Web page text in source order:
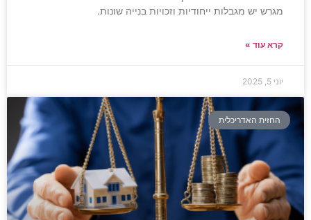
מגרש יש מגבלות ייחודיות וזכויות בנייה שונות.
קרא עוד »
יוני 5, 2025
החזית האדריכלית